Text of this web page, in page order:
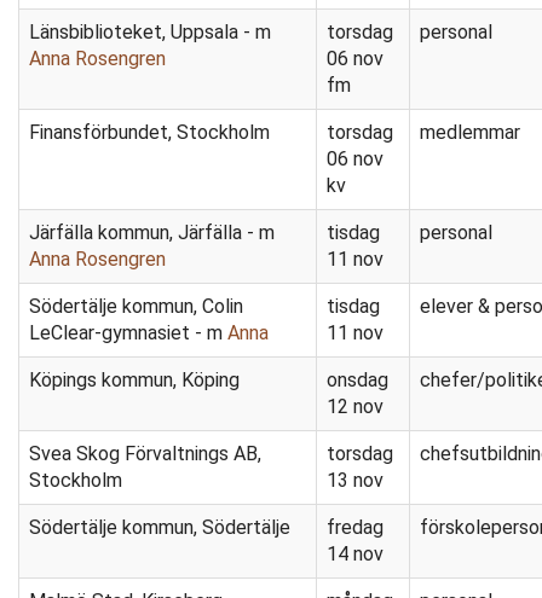
Länsbiblioteket, Uppsala - m
Anna Rosengren
torsdag
06 nov
fm
personal
Finansförbundet, Stockholm
torsdag
06 nov
kv
medlemmar
Järfälla kommun, Järfälla - m
Anna Rosengren
tisdag
11 nov
personal
Södertälje kommun, Colin
LeClear-gymnasiet - m Anna
tisdag
11 nov
elever &
Köpings kommun, Köping
onsdag
12 nov
chefer/
Svea Skog Förvaltnings AB,
Stockholm
torsdag
13 nov
Södertälje kommun, Södertälje
fredag
14 nov